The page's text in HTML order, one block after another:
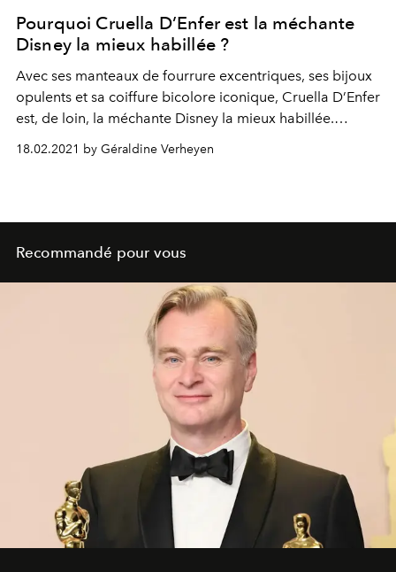
Pourquoi Cruella D’Enfer est la méchante
Disney la mieux habillée ?
Avec ses manteaux de fourrure excentriques, ses bijoux
opulents et sa coiffure bicolore iconique, Cruella D’Enfer
est, de loin, la méchante Disney la mieux habillée.
18.02.2021 by Géraldine Verheyen
Recommandé pour vous